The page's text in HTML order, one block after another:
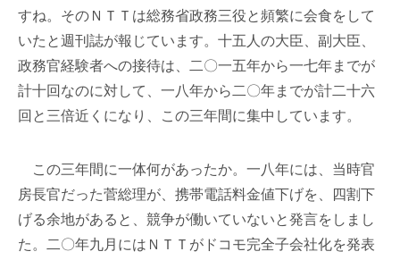
すね。そのＮＴＴは総務省政務三役と頻繁に会食をして
いたと週刊誌が報じています。十五人の大臣、副大臣、
政務官経験者への接待は、二〇一五年から一七年までが
計十回なのに対して、一八年から二〇年までが計二十六
回と三倍近くになり、この三年間に集中しています。
この三年間に一体何があったか。一八年には、当時官
房長官だった菅総理が、携帯電話料金値下げを、四割下
げる余地があると、競争が働いていないと発言をしまし
た。二〇年九月にはＮＴＴがドコモ完全子会社化を発表